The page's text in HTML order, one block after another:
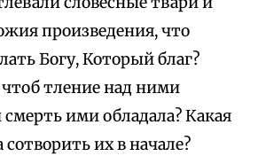
произведения, что
Богу, Который благ?
тление над ними
смерть ими обладала? Какая
их в начале?